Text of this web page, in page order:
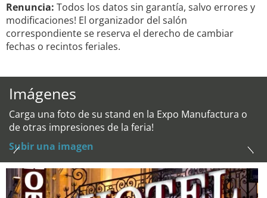
Renuncia: Todos los datos sin garantía, salvo errores y
modificaciones! El organizador del salón
correspondiente se reserva el derecho de cambiar
fechas o recintos feriales.
Imágenes
Carga una foto de su stand en la Expo Manufactura o
de otras impresiones de la feria!
Subir una imagen